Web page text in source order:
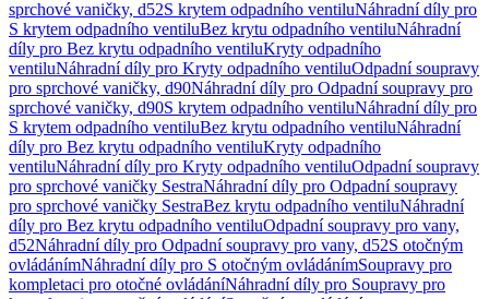
sprchové vaničky, d52S krytem odpadního ventiluNáhradní díly pro
S krytem odpadního ventiluBez krytu odpadního ventiluNáhradní
díly pro Bez krytu odpadního ventiluKryty odpadního
ventiluNáhradní díly pro Kryty odpadního ventiluOdpadní soupravy
pro sprchové vaničky, d90Náhradní díly pro Odpadní soupravy pro
sprchové vaničky, d90S krytem odpadního ventiluNáhradní díly pro
S krytem odpadního ventiluBez krytu odpadního ventiluNáhradní
díly pro Bez krytu odpadního ventiluKryty odpadního
ventiluNáhradní díly pro Kryty odpadního ventiluOdpadní soupravy
pro sprchové vaničky SestraNáhradní díly pro Odpadní soupravy
pro sprchové vaničky SestraBez krytu odpadního ventiluNáhradní
díly pro Bez krytu odpadního ventiluOdpadní soupravy pro vany,
d52Náhradní díly pro Odpadní soupravy pro vany, d52S otočným
ovládánímNáhradní díly pro S otočným ovládánímSoupravy pro
kompletaci pro otočné ovládáníNáhradní díly pro Soupravy pro